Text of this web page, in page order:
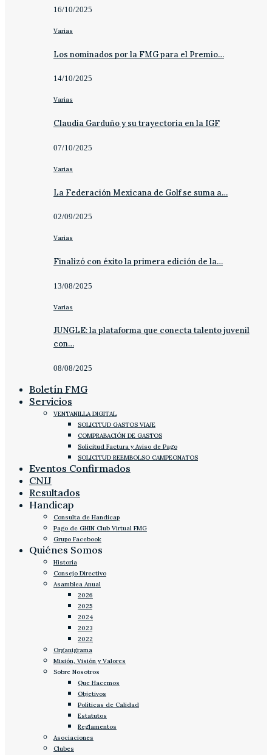
16/10/2025
Varias
Los nominados por la FMG para el Premio…
14/10/2025
Varias
Claudia Garduño y su trayectoria en la IGF
07/10/2025
Varias
La Federación Mexicana de Golf se suma a…
02/09/2025
Varias
Finalizó con éxito la primera edición de la…
13/08/2025
Varias
JUNGLE: la plataforma que conecta talento juvenil
con…
08/08/2025
Boletín FMG
Servicios
VENTANILLA DIGITAL
SOLICITUD GASTOS VIAJE
COMPRABACIÓN DE GASTOS
Solicitud Factura y Aviso de Pago
SOLICITUD REEMBOLSO CAMPEONATOS
Eventos Confirmados
CNIJ
Resultados
Handicap
Consulta de Handicap
Pago de GHIN Club Virtual FMG
Grupo Facebook
Quiénes Somos
Historia
Consejo Directivo
Asamblea Anual
2026
2025
2024
2023
2022
Organigrama
Misión, Visión y Valores
Sobre Nosotros
Que Hacemos
Objetivos
Políticas de Calidad
Estatutos
Reglamentos
Asociaciones
Clubes